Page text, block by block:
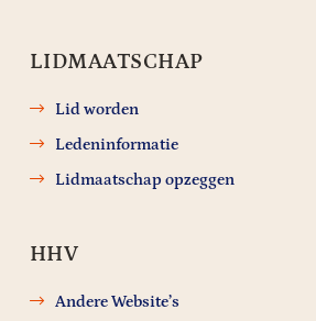
LIDMAATSCHAP
Lid worden
Ledeninformatie
Lidmaatschap opzeggen
HHV
Andere Website’s